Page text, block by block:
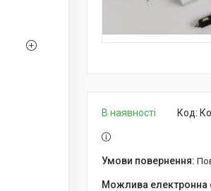
В наявності Код: